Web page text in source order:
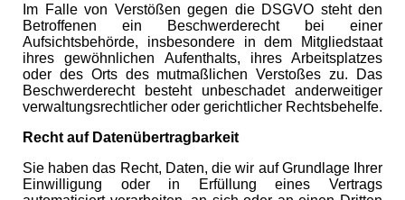
Im Falle von Verstößen gegen die DSGVO steht den
Betroffenen ein Beschwerderecht bei einer
Aufsichtsbehörde, insbesondere in dem Mitgliedstaat
ihres gewöhnlichen Aufenthalts, ihres Arbeitsplatzes
oder des Orts des mutmaßlichen Verstoßes zu. Das
Beschwerderecht besteht unbeschadet anderweitiger
verwaltungsrechtlicher oder gerichtlicher Rechtsbehelfe.
Recht auf Datenübertragbarkeit
Sie haben das Recht, Daten, die wir auf Grundlage Ihrer
Einwilligung oder in Erfüllung eines Vertrags